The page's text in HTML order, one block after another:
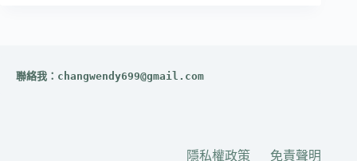
聯絡我： changwendy699@gmail.com
隱私權政策
免責聲明